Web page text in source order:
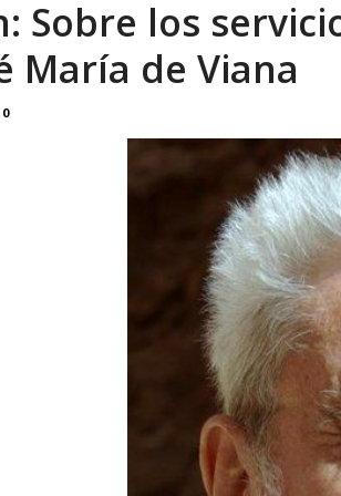
En 8 meses «876 horas de apagones»
Sobre los
María de Viana
0